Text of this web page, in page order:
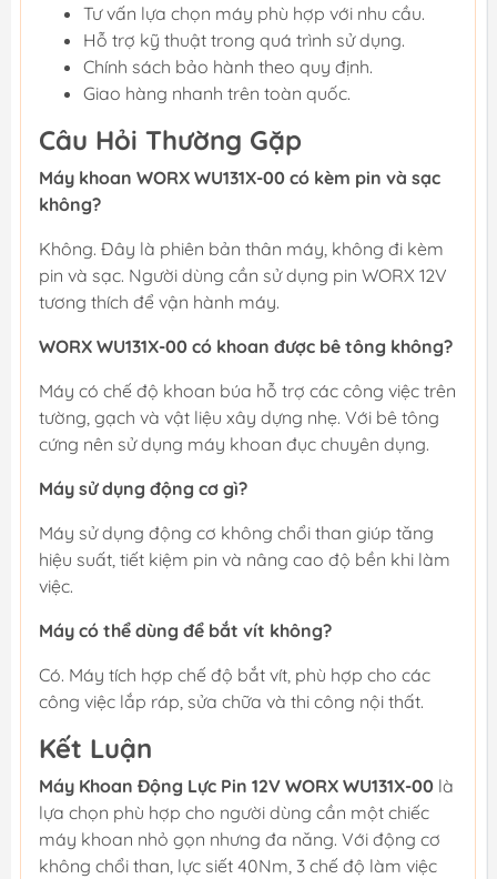
Tư vấn lựa chọn máy phù hợp với nhu cầu.
Hỗ trợ kỹ thuật trong quá trình sử dụng.
Chính sách bảo hành theo quy định.
Giao hàng nhanh trên toàn quốc.
Câu Hỏi Thường Gặp
Máy khoan WORX WU131X-00 có kèm pin và sạc
không?
Không. Đây là phiên bản thân máy, không đi kèm
pin và sạc. Người dùng cần sử dụng pin WORX 12V
tương thích để vận hành máy.
WORX WU131X-00 có khoan được bê tông không?
Máy có chế độ khoan búa hỗ trợ các công việc trên
tường, gạch và vật liệu xây dựng nhẹ. Với bê tông
cứng nên sử dụng máy khoan đục chuyên dụng.
Máy sử dụng động cơ gì?
Máy sử dụng động cơ không chổi than giúp tăng
hiệu suất, tiết kiệm pin và nâng cao độ bền khi làm
việc.
Máy có thể dùng để bắt vít không?
Có. Máy tích hợp chế độ bắt vít, phù hợp cho các
công việc lắp ráp, sửa chữa và thi công nội thất.
Kết Luận
Máy Khoan Động Lực Pin 12V WORX WU131X-00 là
lựa chọn phù hợp cho người dùng cần một chiếc
máy khoan nhỏ gọn nhưng đa năng. Với động cơ
không chổi than, lực siết 40Nm, 3 chế độ làm việc